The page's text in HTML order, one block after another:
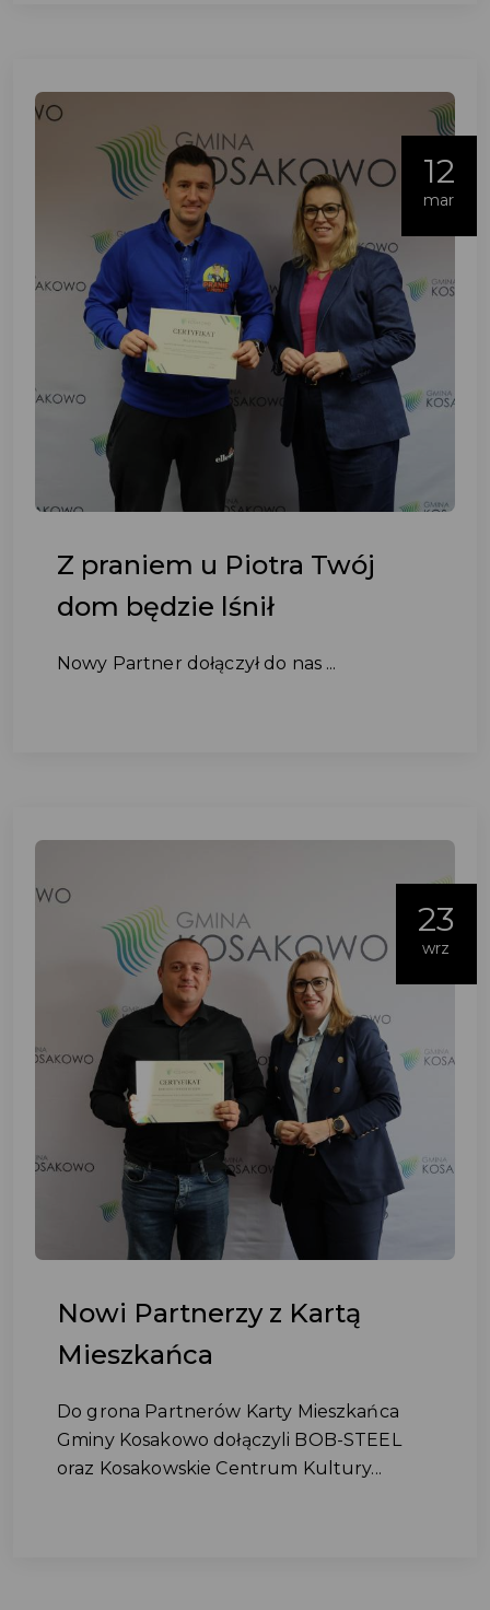
12
mar
Z praniem u Piotra Twój
dom będzie lśnił
Nowy Partner dołączył do nas ...
23
wrz
Nowi Partnerzy z Kartą
Mieszkańca
Do grona Partnerów Karty Mieszkańca
Gminy Kosakowo dołączyli BOB-STEEL
oraz Kosakowskie Centrum Kultury...